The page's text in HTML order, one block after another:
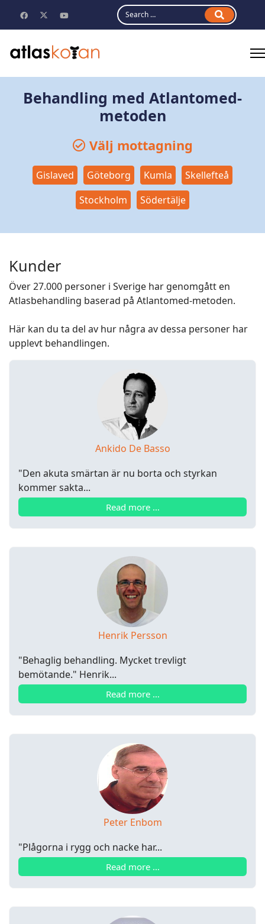
Behandling med Atlantomed-
metoden
Välj mottagning
Gislaved Göteborg Kumla
Skellefteå
Stockholm
Södertälje
Kunder
Över 27.000 personer i Sverige har genomgått en
Atlasbehandling baserad på Atlantomed-metoden.
Här kan du ta del av hur några av dessa personer har
upplevt behandlingen.
Ankido De Basso
"Den akuta smärtan är nu borta och styrkan
kommer sakta...
Read more …
Henrik Persson
"Behaglig behandling. Mycket trevligt
bemötande." Henrik...
Read more …
Peter Enbom
"Plågorna i rygg och nacke har...
Read more …